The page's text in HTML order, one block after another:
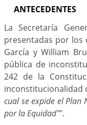
ANTECEDENTES
La Secretaría
presentadas por los
García y William
pública de
242 de la
inconstitucionalidad
cual se expide el Plan
por la Equidad"".